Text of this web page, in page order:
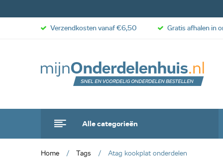
Alle categorieën
Verzendkosten vanaf €6,50 Gratis afhalen in
Home Tags Atag kookplat onderdelen